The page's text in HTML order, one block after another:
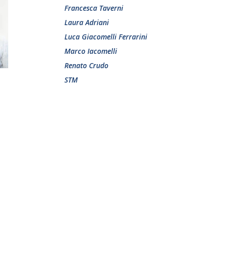
Francesca Taverni
Laura Adriani
Luca Giacomelli Ferrarini
Marco Iacomelli
Renato Crudo
STM